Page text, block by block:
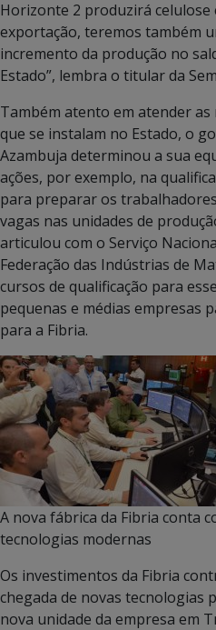
Horizonte 2 produzirá celulose
exportação, teremos também
incremento da produção no
Estado”, lembra o titular da
Também atento em atender as
que se instalam no Estado, o
Azambuja determinou a sua
ações, por exemplo, na
para preparar os
vagas nas unidades de
articulou com o Serviço
Federação das Indústrias de
cursos de qualificação para
pequenas e médias empresas
para a Fibria.
A nova fábrica da Fibria conta
tecnologias modernas
Os investimentos da Fibria
chegada de novas tecnologias
nova unidade da empresa em